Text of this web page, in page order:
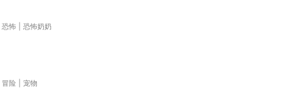
恐怖
恐怖奶奶
冒险
宠物